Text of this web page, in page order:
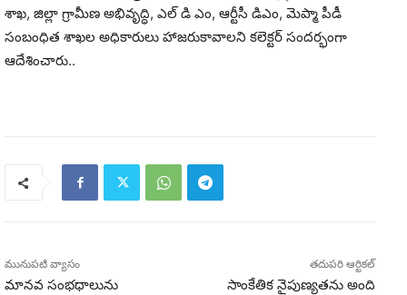
శాఖ, జిల్లా గ్రామీణ అభివృద్ధి, ఎల్ డి ఎం, ఆర్టీసీ డిఎం, మెప్మా పీడీ
సంబంధిత శాఖల అధికారులు హాజరుకావాలని కలెక్టర్ సందర్భంగా
ఆదేశించారు..
మునుపటి వ్యాసం
మానవ సంభధాలును
తదుపరి ఆర్టికల్
సాంకేతిక నైపుణ్యతను అంది